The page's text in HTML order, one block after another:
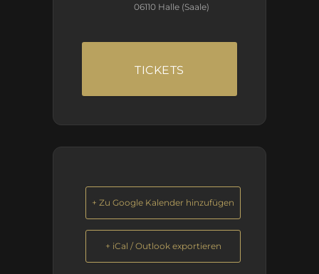
06110 Halle (Saale)
TICKETS
+ Zu Google Kalender hinzufügen
+ iCal / Outlook exportieren